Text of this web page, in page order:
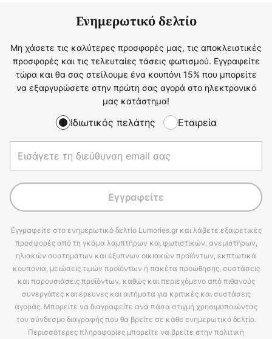
Ενημερωτικό δελτίο
Μη χάσετε τις καλύτερες προσφορές μας, τις αποκλειστικές
προσφορές και τις τελευταίες τάσεις φωτισμού. Εγγραφείτε
τώρα και θα σας στείλουμε ένα κουπόνι 15% που μπορείτε
να εξαργυρώσετε στην πρώτη σας αγορά στο ηλεκτρονικό
μας κατάστημα!
Ιδιωτικός πελάτης Εταιρεία
Εγγραφείτε
Εγγραφείτε στο ενημερωτικό δελτίο Lumories.gr και λάβετε εξαιρετικές
προσφορές από τη γκάμα λαμπτήρων και φωτιστικών, ανεμιστήρων,
ηλιακών συστημάτων και έξυπνων οικιακών προϊόντων, εκπτωτικά
κουπόνια, μειώσεις τιμών προϊόντων ή πακέτα προώθησης, συστάσεις
και παρουσιάσεις προϊόντων, καθώς και περιεχόμενο από πιθανούς
συνεργάτες και έρευνες και αιτήματα για κριτικές και συστάσεις
αγοράς. Μπορείτε να διαγραφείτε ανά πάσα στιγμή χρησιμοποιώντας
τον σύνδεσμο διαγραφής που θα βρείτε σε κάθε ενημερωτικό δελτίο.
Περισσότερες πληροφορίες μπορείτε να βρείτε στην πολιτική